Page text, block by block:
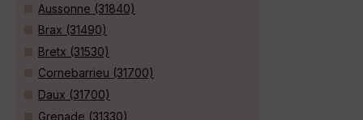
Aussonne (31840)
Brax (31490)
Bretx (31530)
Cornebarrieu (31700)
Daux (31700)
Grenade (31330)